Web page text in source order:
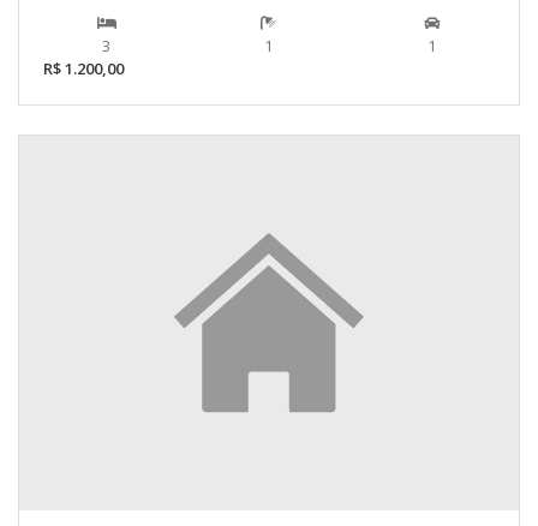
3 1
1
R$ 1.200,00